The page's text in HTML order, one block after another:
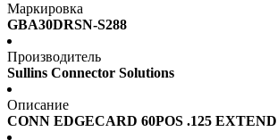
Маркировка
GBA30DRSN-S288
Производитель
Sullins Connector Solutions
Описание
CONN EDGECARD 60POS .125 EXTEND